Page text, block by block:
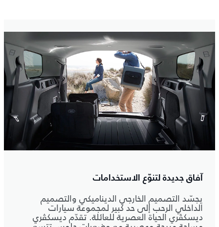
آفاق جديدة لتنوّع الاستخدامات
يجسّد التصميم الخارجي الديناميكي والتصميم
الداخلي الرحب إلى حد كبير لمجموعة سيارات
ديسكڤري الحياة العصرية للعائلة. تقدّم ديسكڤري